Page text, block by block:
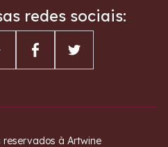
redes sociais:
reservados à Artwine